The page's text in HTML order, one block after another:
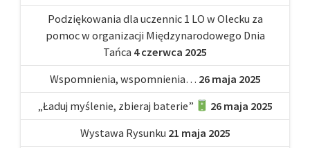
Podziękowania dla uczennic 1 LO w Olecku za
pomoc w organizacji Międzynarodowego Dnia
Tańca 4 czerwca 2025
Wspomnienia, wspomnienia… 26 maja 2025
„Ładuj myślenie, zbieraj baterie”
26 maja 2025
Wystawa Rysunku 21 maja 2025